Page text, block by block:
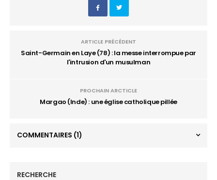
ARTICLE PRÉCÉDENT
Saint-Germain en Laye (78) : la messe interrompue par
l'intrusion d'un musulman
PROCHAIN ARCTICLE
Margao (Inde) : une église catholique pillée
COMMENTAIRES (1)
RECHERCHE